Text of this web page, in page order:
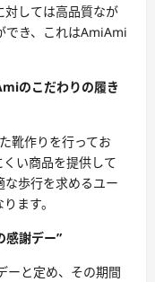
対しては高品質なが
でき、これはAmiAmi
のこだわりの履き
靴作りを行ってお
い商品を提供して
な歩行を求めるユー
ます。
感謝デー”
ーと定め、その期間